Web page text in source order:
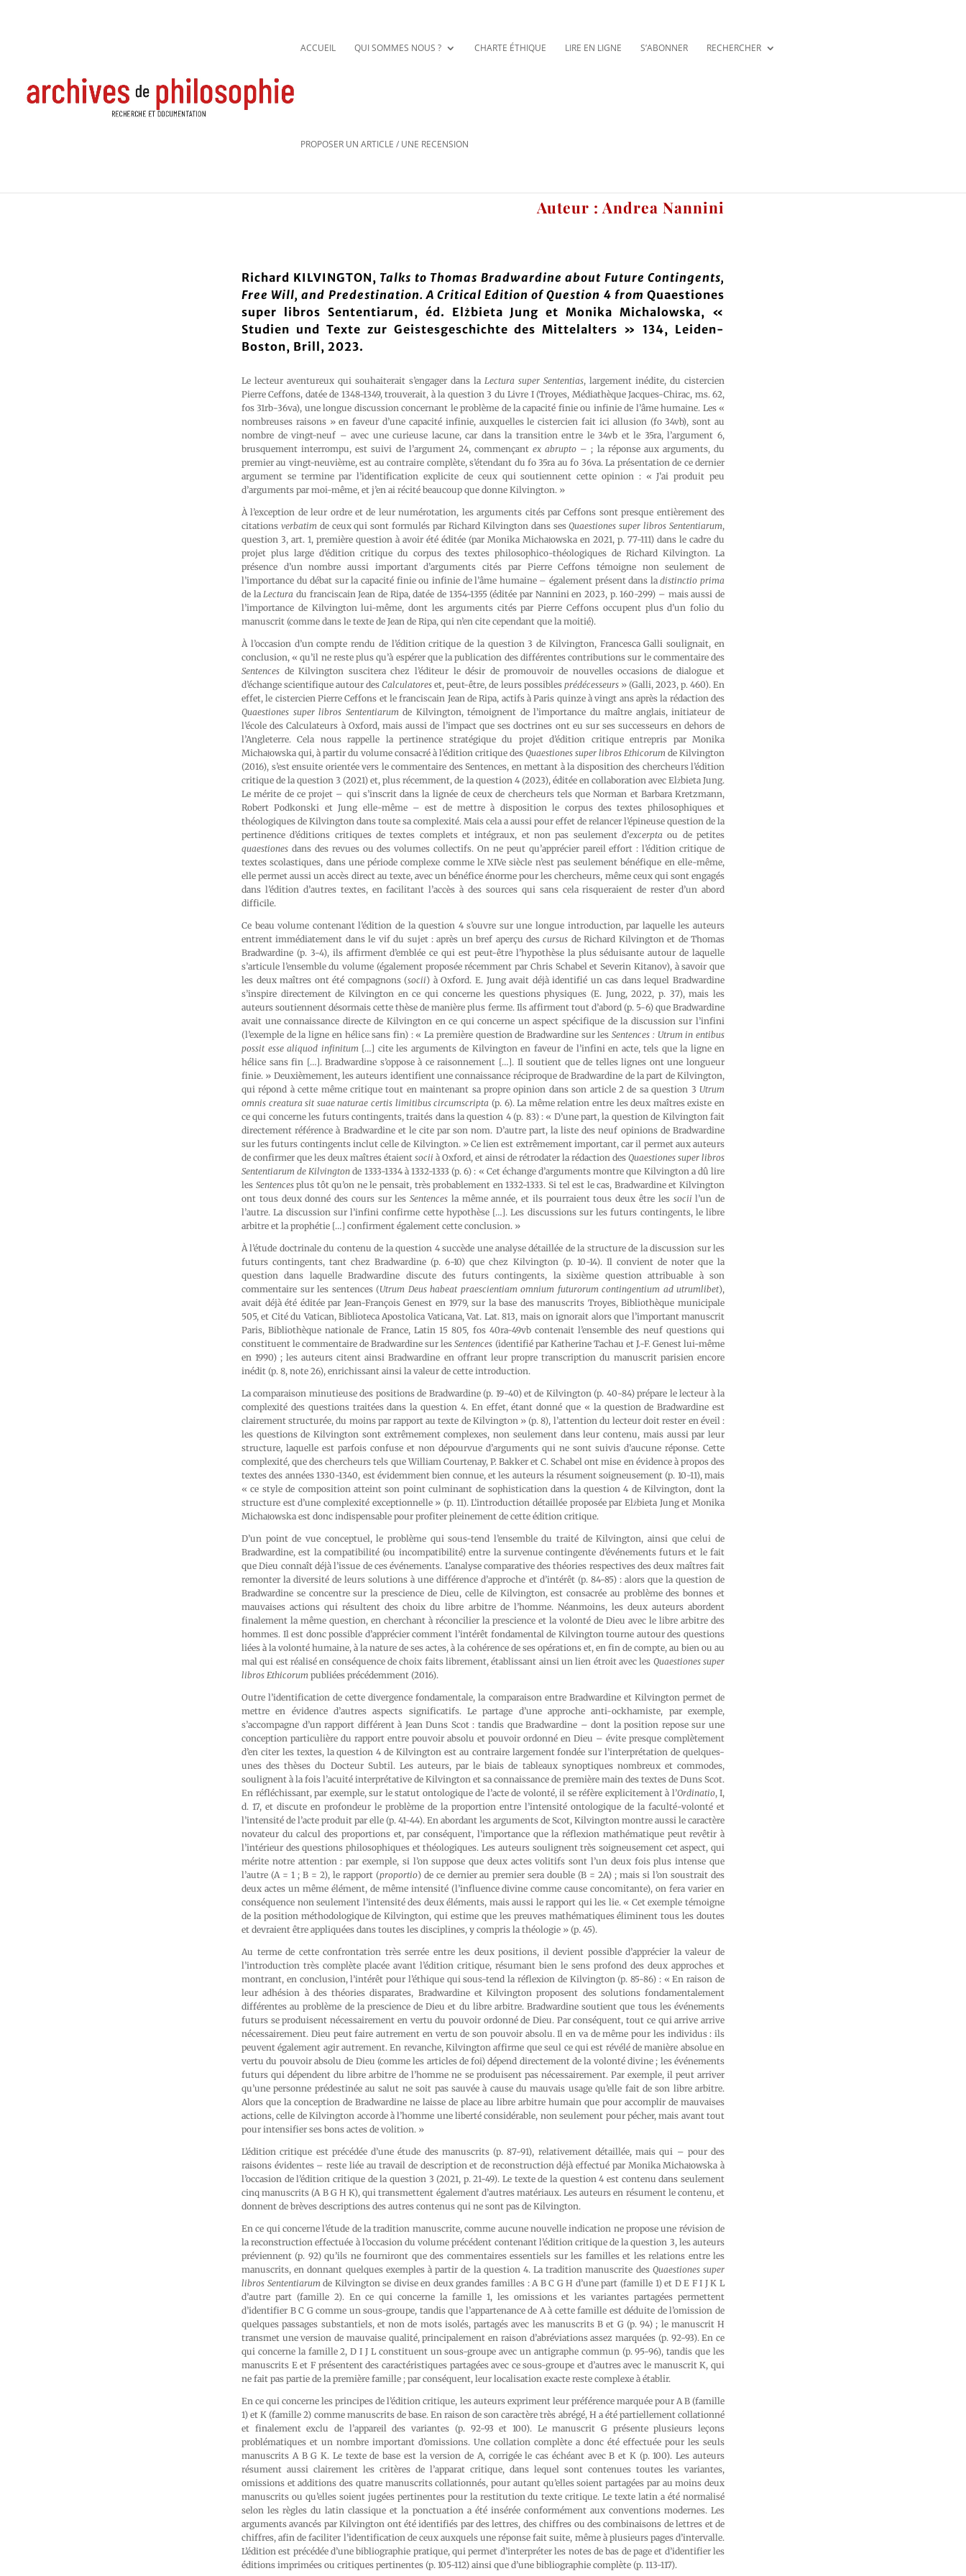
ACCUEIL QUI SOMMES NOUS ? CHARTE ÉTHIQUE LIRE EN LIGNE S’ABONNER RECHERCHER
PROPOSER UN ARTICLE / UNE RECENSION
Auteur : Andrea Nannini
Richard KILVINGTON, Talks to Thomas Bradwardine about Future Contingents,
Free Will, and Predestination. A Critical Edition of Question 4 from Quaestiones
super libros Sententiarum, éd. Elżbieta Jung et Monika Michalowska, «
Studien und Texte zur Geistesgeschichte des Mittelalters » 134, Leiden-
Boston, Brill, 2023.
Le lecteur aventureux qui souhaiterait s’engager dans la Lectura super Sententias, largement inédite, du cistercien
Pierre Ceffons, datée de 1348-1349, trouverait, à la question 3 du Livre I (Troyes, Médiathèque Jacques-Chirac, ms. 62,
fos 31rb-36va), une longue discussion concernant le problème de la capacité finie ou infinie de l’âme humaine. Les «
nombreuses raisons » en faveur d’une capacité infinie, auxquelles le cistercien fait ici allusion (fo 34vb), sont au
nombre de vingt-neuf – avec une curieuse lacune, car dans la transition entre le 34vb et le 35ra, l’argument 6,
brusquement interrompu, est suivi de l’argument 24, commençant ex abrupto – ; la réponse aux arguments, du
premier au vingt-neuvième, est au contraire complète, s’étendant du fo 35ra au fo 36va. La présentation de ce dernier
argument se termine par l’identification explicite de ceux qui soutiennent cette opinion : « J’ai produit peu
d’arguments par moi-même, et j’en ai récité beaucoup que donne Kilvington. »
À l’exception de leur ordre et de leur numérotation, les arguments cités par Ceffons sont presque entièrement des
citations verbatimde ceux qui sont formulés par Richard Kilvington dans sesQuaestiones super libros Sententiarum,
question 3, art. 1, première question à avoir été éditée (par Monika Michałowska en 2021, p. 77-111) dans le cadre du
projet plus large d’édition critique du corpus des textes philosophico-théologiques de Richard Kilvington. La
présence d’un nombre aussi important d’arguments cités par Pierre Ceffons témoigne non seulement de
l’importance du débat sur la capacité finie ou infinie de l’âme humaine – également présent dans ladistinctio prima
de laLectura du franciscain Jean de Ripa, datée de 1354-1355 (éditée par Nannini en 2023, p. 160-299) – mais aussi de
l’importance de Kilvington lui-même, dont les arguments cités par Pierre Ceffons occupent plus d’un folio du
manuscrit (comme dans le texte de Jean de Ripa, qui n’en cite cependant que la moitié).
À l’occasion d’un compte rendu de l’édition critique de la question 3 de Kilvington, Francesca Galli soulignait, en
conclusion, « qu’il ne reste plus qu’à espérer que la publication des différentes contributions sur le commentaire des
Sentences de Kilvington suscitera chez l’éditeur le désir de promouvoir de nouvelles occasions de dialogue et
d’échange scientifique autour desCalculatores et, peut-être, de leurs possibles prédécesseurs» (Galli, 2023, p. 460). En
effet, le cistercien Pierre Ceffons et le franciscain Jean de Ripa, actifs à Paris quinze à vingt ans après la rédaction des
Quaestiones super libros Sententiarumde Kilvington, témoignent de l’importance du maître anglais, initiateur de
l’école des Calculateurs à Oxford, mais aussi de l’impact que ses doctrines ont eu sur ses successeurs en dehors de
l’Angleterre. Cela nous rappelle la pertinence stratégique du projet d’édition critique entrepris par Monika
Michałowska qui, à partir du volume consacré à l’édition critique des Quaestiones super libros Ethicorum de Kilvington
(2016), s’est ensuite orientée vers le commentaire des Sentences, en mettant à la disposition des chercheurs l’édition
critique de la question 3 (2021) et, plus récemment, de la question 4 (2023), éditée en collaboration avec Elżbieta Jung.
Le mérite de ce projet – qui s’inscrit dans la lignée de ceux de chercheurs tels que Norman et Barbara Kretzmann,
Robert Podkonski et Jung elle-même – est de mettre à disposition le corpus des textes philosophiques et
théologiques de Kilvington dans toute sa complexité. Mais cela a aussi pour effet de relancer l’épineuse question de la
pertinence d’éditions critiques de textes complets et intégraux, et non pas seulement d’excerpta ou de petites
quaestiones dans des revues ou des volumes collectifs. On ne peut qu’apprécier pareil effort : l’édition critique de
textes scolastiques, dans une période complexe comme le XIVe siècle n’est pas seulement bénéfique en elle-même,
elle permet aussi un accès direct au texte, avec un bénéfice énorme pour les chercheurs, même ceux qui sont engagés
dans l’édition d’autres textes, en facilitant l’accès à des sources qui sans cela risqueraient de rester d’un abord
difficile.
Ce beau volume contenant l’édition de la question 4 s’ouvre sur une longue introduction, par laquelle les auteurs
entrent immédiatement dans le vif du sujet : après un bref aperçu descursus de Richard Kilvington et de Thomas
Bradwardine (p. 3-4), ils affirment d’emblée ce qui est peut-être l’hypothèse la plus séduisante autour de laquelle
s’articule l’ensemble du volume (également proposée récemment par Chris Schabel et Severin Kitanov), à savoir que
les deux maîtres ont été compagnons (socii) à Oxford. E. Jung avait déjà identifié un cas dans lequel Bradwardine
s’inspire directement de Kilvington en ce qui concerne les questions physiques (E. Jung, 2022, p. 37), mais les
auteurs soutiennent désormais cette thèse de manière plus ferme. Ils affirment tout d’abord (p. 5-6) que Bradwardine
avait une connaissance directe de Kilvington en ce qui concerne un aspect spécifique de la discussion sur l’infini
(l’exemple de la ligne en hélice sans fin) : « La première question de Bradwardine sur lesSentences : Utrum in entibus
possit esse aliquod infinitum[…] cite les arguments de Kilvington en faveur de l’infini en acte, tels que la ligne en
hélice sans fin […]. Bradwardine s’oppose à ce raisonnement […]. Il soutient que de telles lignes ont une longueur
finie. » Deuxièmement, les auteurs identifient une connaissance réciproque de Bradwardine de la part de Kilvington,
qui répond à cette même critique tout en maintenant sa propre opinion dans son article 2 de sa question 3 Utrum
omnis creatura sit suae naturae certis limitibus circumscripta (p. 6). La même relation entre les deux maîtres existe en
ce qui concerne les futurs contingents, traités dans la question 4 (p. 83) : « D’une part, la question de Kilvington fait
directement référence à Bradwardine et le cite par son nom. D’autre part, la liste des neuf opinions de Bradwardine
sur les futurs contingents inclut celle de Kilvington. » Ce lien est extrêmement important, car il permet aux auteurs
de confirmer que les deux maîtres étaient socii à Oxford, et ainsi de rétrodater la rédaction des Quaestiones super libros
Sententiarum de Kilvington de 1333-1334 à 1332-1333 (p. 6) : « Cet échange d’arguments montre que Kilvington a dû lire
les Sentencesplus tôt qu’on ne le pensait, très probablement en 1332-1333. Si tel est le cas, Bradwardine et Kilvington
ont tous deux donné des cours sur lesSentences la même année, et ils pourraient tous deux être les socii l’un de
l’autre. La discussion sur l’infini confirme cette hypothèse […]. Les discussions sur les futurs contingents, le libre
arbitre et la prophétie […] confirment également cette conclusion. »
À l’étude doctrinale du contenu de la question 4 succède une analyse détaillée de la structure de la discussion sur les
futurs contingents, tant chez Bradwardine (p. 6-10) que chez Kilvington (p. 10-14). Il convient de noter que la
question dans laquelle Bradwardine discute des futurs contingents, la sixième question attribuable à son
commentaire sur les sentences (Utrum Deus habeat praescientiam omnium futurorum contingentium ad utrumlibet),
avait déjà été éditée par Jean-François Genest en 1979, sur la base des manuscrits Troyes, Bibliothèque municipale
505, et Cité du Vatican, Biblioteca Apostolica Vaticana, Vat. Lat. 813, mais on ignorait alors que l’important manuscrit
Paris, Bibliothèque nationale de France, Latin 15 805, fos 40ra-49vb contenait l’ensemble des neuf questions qui
constituent le commentaire de Bradwardine sur lesSentences (identifié par Katherine Tachau et J.-F. Genest lui-même
en 1990) ; les auteurs citent ainsi Bradwardine en offrant leur propre transcription du manuscrit parisien encore
inédit (p. 8, note 26), enrichissant ainsi la valeur de cette introduction.
La comparaison minutieuse des positions de Bradwardine (p. 19-40) et de Kilvington (p. 40-84) prépare le lecteur à la
complexité des questions traitées dans la question 4. En effet, étant donné que « la question de Bradwardine est
clairement structurée, du moins par rapport au texte de Kilvington » (p. 8), l’attention du lecteur doit rester en éveil :
les questions de Kilvington sont extrêmement complexes, non seulement dans leur contenu, mais aussi par leur
structure, laquelle est parfois confuse et non dépourvue d’arguments qui ne sont suivis d’aucune réponse. Cette
complexité, que des chercheurs tels que William Courtenay, P. Bakker et C. Schabel ont mise en évidence à propos des
textes des années 1330-1340, est évidemment bien connue, et les auteurs la résument soigneusement (p. 10-11), mais
« ce style de composition atteint son point culminant de sophistication dans la question 4 de Kilvington, dont la
structure est d’une complexité exceptionnelle » (p. 11). L’introduction détaillée proposée par Elżbieta Jung et Monika
Michałowska est donc indispensable pour profiter pleinement de cette édition critique.
D’un point de vue conceptuel, le problème qui sous-tend l’ensemble du traité de Kilvington, ainsi que celui de
Bradwardine, est la compatibilité (ou incompatibilité) entre la survenue contingente d’événements futurs et le fait
que Dieu connaît déjà l’issue de ces événements. L’analyse comparative des théories respectives des deux maîtres fait
remonter la diversité de leurs solutions à une différence d’approche et d’intérêt (p. 84-85) : alors que la question de
Bradwardine se concentre sur la prescience de Dieu, celle de Kilvington, est consacrée au problème des bonnes et
mauvaises actions qui résultent des choix du libre arbitre de l’homme. Néanmoins, les deux auteurs abordent
finalement la même question, en cherchant à réconcilier la prescience et la volonté de Dieu avec le libre arbitre des
hommes. Il est donc possible d’apprécier comment l’intérêt fondamental de Kilvington tourne autour des questions
liées à la volonté humaine, à la nature de ses actes, à la cohérence de ses opérations et, en fin de compte, au bien ou au
mal qui est réalisé en conséquence de choix faits librement, établissant ainsi un lien étroit avec les Quaestiones super
libros Ethicorum publiées précédemment (2016).
Outre l’identification de cette divergence fondamentale, la comparaison entre Bradwardine et Kilvington permet de
mettre en évidence d’autres aspects significatifs. Le partage d’une approche anti-ockhamiste, par exemple,
s’accompagne d’un rapport différent à Jean Duns Scot : tandis que Bradwardine – dont la position repose sur une
conception particulière du rapport entre pouvoir absolu et pouvoir ordonné en Dieu – évite presque complètement
d’en citer les textes, la question 4 de Kilvington est au contraire largement fondée sur l’interprétation de quelques-
unes des thèses du Docteur Subtil. Les auteurs, par le biais de tableaux synoptiques nombreux et commodes,
soulignent à la fois l’acuité interprétative de Kilvington et sa connaissance de première main des textes de Duns Scot.
En réfléchissant, par exemple, sur le statut ontologique de l’acte de volonté, il se réfère explicitement à l’Ordinatio, I,
d. 17, et discute en profondeur le problème de la proportion entre l’intensité ontologique de la faculté-volonté et
l’intensité de l’acte produit par elle (p. 41-44). En abordant les arguments de Scot, Kilvington montre aussi le caractère
novateur du calcul des proportions et, par conséquent, l’importance que la réflexion mathématique peut revêtir à
l’intérieur des questions philosophiques et théologiques. Les auteurs soulignent très soigneusement cet aspect, qui
mérite notre attention : par exemple, si l’on suppose que deux actes volitifs sont l’un deux fois plus intense que
l’autre (A = 1 ; B = 2), le rapport (proportio) de ce dernier au premier sera double (B = 2A) ; mais si l’on soustrait des
deux actes un même élément, de même intensité (l’influence divine comme cause concomitante), on fera varier en
conséquence non seulement l’intensité des deux éléments, mais aussi le rapport qui les lie. « Cet exemple témoigne
de la position méthodologique de Kilvington, qui estime que les preuves mathématiques éliminent tous les doutes
et devraient être appliquées dans toutes les disciplines, y compris la théologie » (p. 45).
Au terme de cette confrontation très serrée entre les deux positions, il devient possible d’apprécier la valeur de
l’introduction très complète placée avant l’édition critique, résumant bien le sens profond des deux approches et
montrant, en conclusion, l’intérêt pour l’éthique qui sous-tend la réflexion de Kilvington (p. 85-86) : « En raison de
leur adhésion à des théories disparates, Bradwardine et Kilvington proposent des solutions fondamentalement
différentes au problème de la prescience de Dieu et du libre arbitre. Bradwardine soutient que tous les événements
futurs se produisent nécessairement en vertu du pouvoir ordonné de Dieu. Par conséquent, tout ce qui arrive arrive
nécessairement. Dieu peut faire autrement en vertu de son pouvoir absolu. Il en va de même pour les individus : ils
peuvent également agir autrement. En revanche, Kilvington affirme que seul ce qui est révélé de manière absolue en
vertu du pouvoir absolu de Dieu (comme les articles de foi) dépend directement de la volonté divine ; les événements
futurs qui dépendent du libre arbitre de l’homme ne se produisent pas nécessairement. Par exemple, il peut arriver
qu’une personne prédestinée au salut ne soit pas sauvée à cause du mauvais usage qu’elle fait de son libre arbitre.
Alors que la conception de Bradwardine ne laisse de place au libre arbitre humain que pour accomplir de mauvaises
actions, celle de Kilvington accorde à l’homme une liberté considérable, non seulement pour pécher, mais avant tout
pour intensifier ses bons actes de volition. »
L’édition critique est précédée d’une étude des manuscrits (p. 87-91), relativement détaillée, mais qui – pour des
raisons évidentes – reste liée au travail de description et de reconstruction déjà effectué par Monika Michałowska à
l’occasion de l’édition critique de la question 3 (2021, p. 21-49). Le texte de la question 4 est contenu dans seulement
cinq manuscrits (A B G H K), qui transmettent également d’autres matériaux. Les auteurs en résument le contenu, et
donnent de brèves descriptions des autres contenus qui ne sont pas de Kilvington.
En ce qui concerne l’étude de la tradition manuscrite, comme aucune nouvelle indication ne propose une révision de
la reconstruction effectuée à l’occasion du volume précédent contenant l’édition critique de la question 3, les auteurs
préviennent (p. 92) qu’ils ne fourniront que des commentaires essentiels sur les familles et les relations entre les
manuscrits, en donnant quelques exemples à partir de la question 4. La tradition manuscrite des Quaestiones super
libros Sententiarumde Kilvington se divise en deux grandes familles : A B C G H d’une part (famille 1) et D E F I J K L
d’autre part (famille 2). En ce qui concerne la famille 1, les omissions et les variantes partagées permettent
d’identifier B C G comme un sous-groupe, tandis que l’appartenance de A à cette famille est déduite de l’omission de
quelques passages substantiels, et non de mots isolés, partagés avec les manuscrits B et G (p. 94) ; le manuscrit H
transmet une version de mauvaise qualité, principalement en raison d’abréviations assez marquées (p. 92-93). En ce
qui concerne la famille 2, D I J L constituent un sous-groupe avec un antigraphe commun (p. 95-96), tandis que les
manuscrits E et F présentent des caractéristiques partagées avec ce sous-groupe et d’autres avec le manuscrit K, qui
ne fait pas partie de la première famille ; par conséquent, leur localisation exacte reste complexe à établir.
En ce qui concerne les principes de l’édition critique, les auteurs expriment leur préférence marquée pour A B (famille
1) et K (famille 2) comme manuscrits de base. En raison de son caractère très abrégé, H a été partiellement collationné
et finalement exclu de l’appareil des variantes (p. 92-93 et 100). Le manuscrit G présente plusieurs leçons
problématiques et un nombre important d’omissions. Une collation complète a donc été effectuée pour les seuls
manuscrits A B G K. Le texte de base est la version de A, corrigée le cas échéant avec B et K (p. 100). Les auteurs
résument aussi clairement les critères de l’apparat critique, dans lequel sont contenues toutes les variantes,
omissions et additions des quatre manuscrits collationnés, pour autant qu’elles soient partagées par au moins deux
manuscrits ou qu’elles soient jugées pertinentes pour la restitution du texte critique. Le texte latin a été normalisé
selon les règles du latin classique et la ponctuation a été insérée conformément aux conventions modernes. Les
arguments avancés par Kilvington ont été identifiés par des lettres, des chiffres ou des combinaisons de lettres et de
chiffres, afin de faciliter l’identification de ceux auxquels une réponse fait suite, même à plusieurs pages d’intervalle.
L’édition est précédée d’une bibliographie pratique, qui permet d’interpréter les notes de bas de page et d’identifier les
éditions imprimées ou critiques pertinentes (p. 105-112) ainsi que d’une bibliographie complète (p. 113-117).